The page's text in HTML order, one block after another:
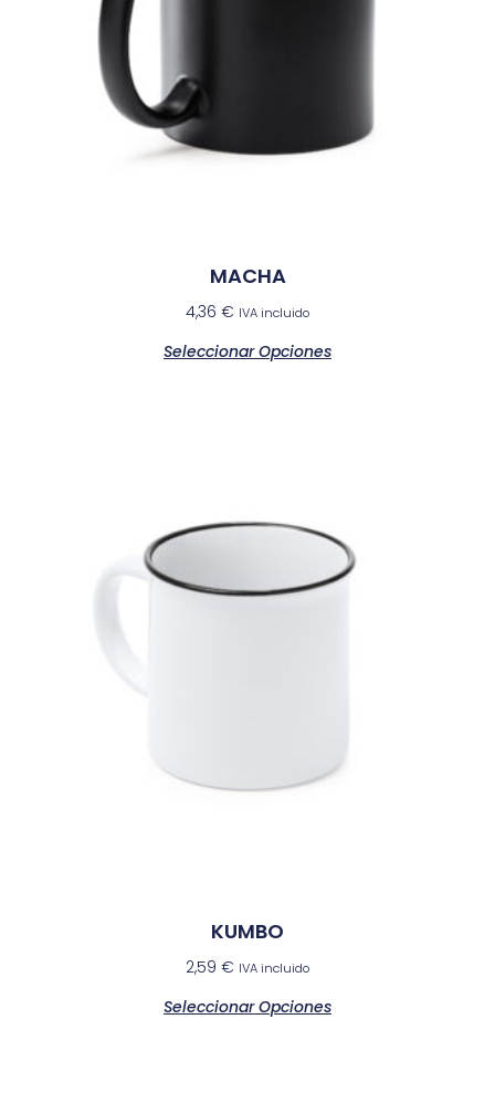
MACHA
4,36 € IVA incluido
Seleccionar Opciones
KUMBO
2,59 € IVA incluido
Seleccionar Opciones